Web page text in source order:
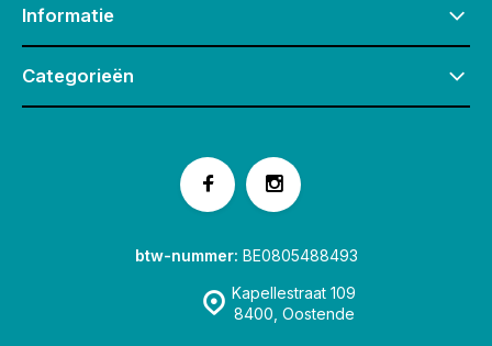
Informatie
Categorieën
Kapellestraat 109
8400, Oostende
btw-nummer: BE0805488493